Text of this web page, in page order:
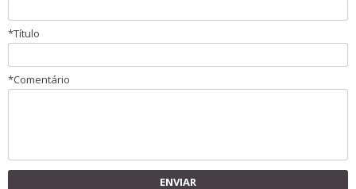
*Título
*Comentário
ENVIAR